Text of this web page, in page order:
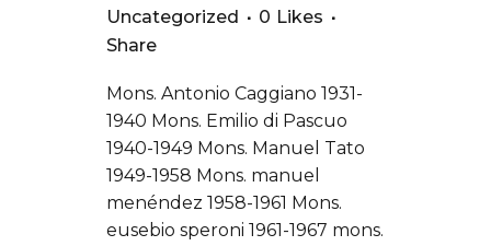
Uncategorized
0 Likes
Share
Mons. Antonio Caggiano 1931-
1940 Mons. Emilio di Pascuo
1940-1949 Mons. Manuel Tato
1949-1958 Mons. manuel
menéndez 1958-1961 Mons.
eusebio speroni 1961-1967 mons.